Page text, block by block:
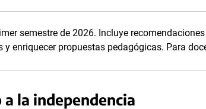
semestre de 2026. Incluye
enriquecer propuestas pedagógicas. Para
la independencia